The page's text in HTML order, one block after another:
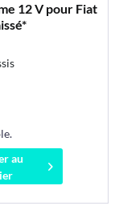
12 V pour Fiat
au